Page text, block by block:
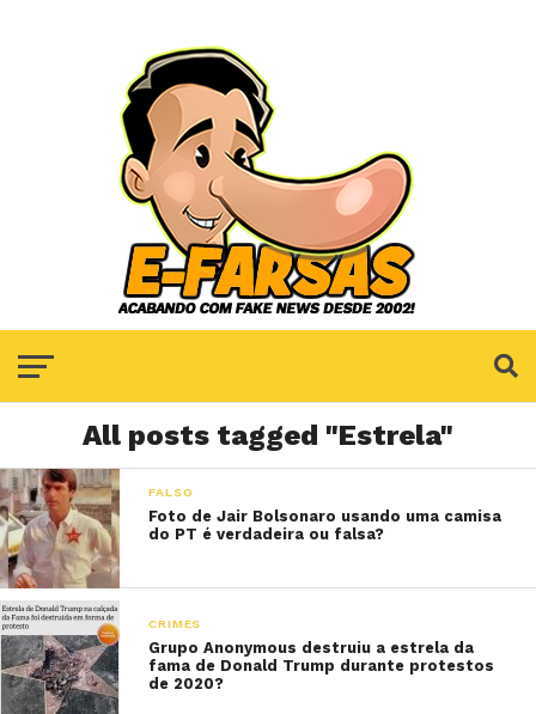
All posts tagged "Estrela"
FALSO
Foto de Jair Bolsonaro usando uma camisa
do PT é verdadeira ou falsa?
CRIMES
Grupo Anonymous destruiu a estrela da
fama de Donald Trump durante protestos
de 2020?